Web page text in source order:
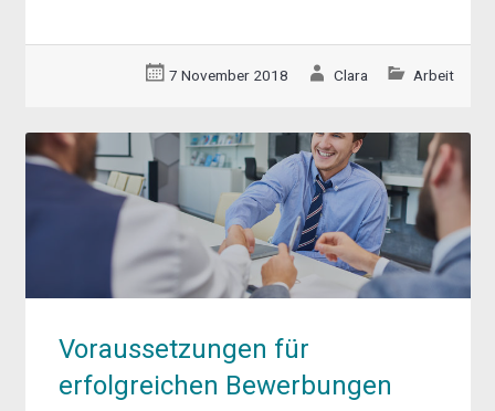
7 November 2018 Clara Arbeit
Voraussetzungen für
erfolgreichen Bewerbungen